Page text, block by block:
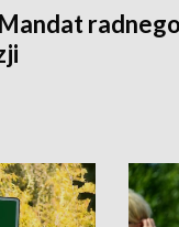
radnego